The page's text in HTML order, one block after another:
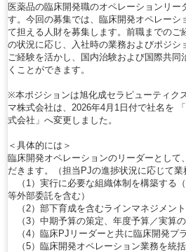
医薬品の臨床開発職のオペレーションリー
す。今回の募集では、臨床開発オペレーシ
て担える人財を募集します。前職までのご
の状況に応じ、入社時の業務およびポジシ
ご経験を活かし、国内治験および国際共同
くことができます。
※本ポジションは旭化成セラピューティク
マ株式会社は、2026年4月1日付で社名を
式会社」へ変更しました。
＜具体的には＞
臨床開発オペレーションのリーダーとして
だきます。（担当PJの進捗状況に応じて業
（1）実行に必要な組織体制を構築する
等外部委託を含む）
（2）部下育成を含むラインマネジメント
（3）中期予算の策定、年度予算／実算
（4）臨床PJリーダーと共に臨床開発プ
（5）臨床開発オペレーション業務を統